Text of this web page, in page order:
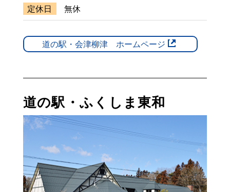
定休日
無休
道の駅・会津柳津 ホームページ
道の駅・ふくしま東和